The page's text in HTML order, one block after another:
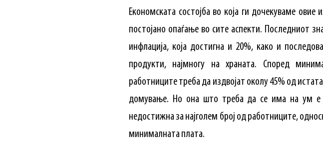
Економската состојба во која ги дочекуваме
постојано опаѓање во сите аспекти. Последниот
инфлација, која достигна и 20%, како и
продукти, најмногу на храната. Според
работниците треба да издвојат околу 45% од
домување. Но она што треба да се има на ум е
недостижна за најголем број од работниците,
минималната плата.